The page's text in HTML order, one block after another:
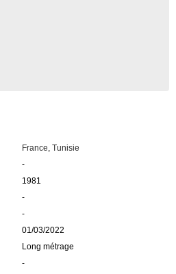
France, Tunisie
-
1981
-
-
01/03/2022
Long métrage
-